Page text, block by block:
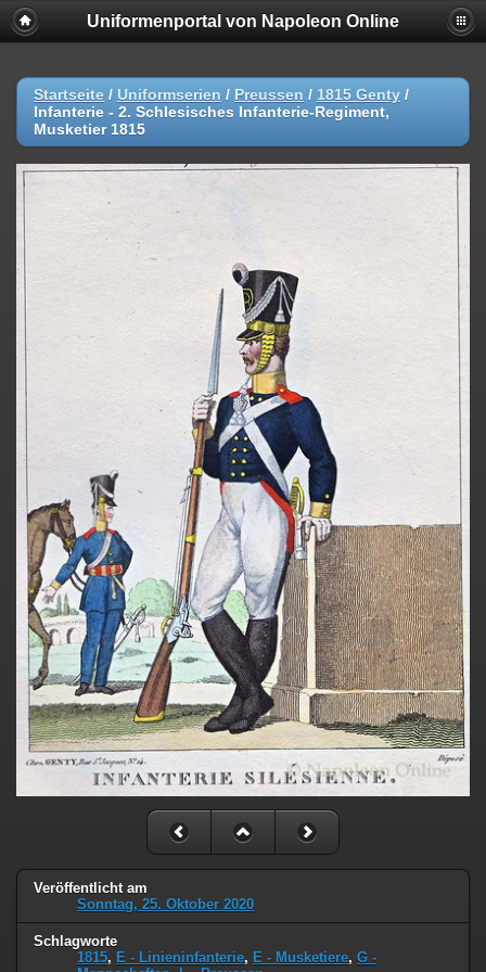
Uniformenportal von Napoleon Online
Startseite / Uniformserien / Preussen / 1815 Genty /
Infanterie - 2. Schlesisches Infanterie-Regiment,
Musketier 1815
Veröffentlicht am
Sonntag, 25. Oktober 2020
Schlagworte
1815, E - Linieninfanterie, E - Musketiere, G -